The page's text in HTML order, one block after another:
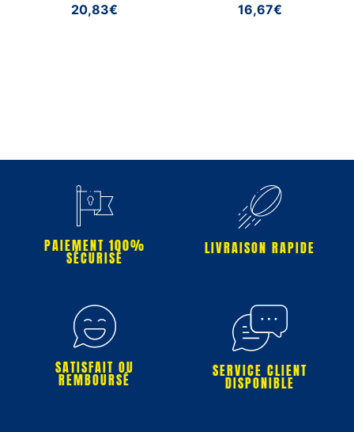
20,83€
16,67€
PAIEMENT 100%
SÉCURISÉ
LIVRAISON RAPIDE
SATISFAIT OU
REMBOURSÉ SERVICE CLIENT
DISPONIBLE